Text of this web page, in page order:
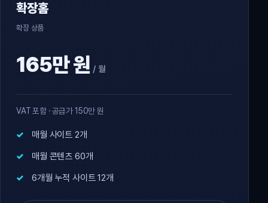
확장홈
확장 상품
165만 원 / 월
VAT 포함 · 공급가 150만 원
매월 사이트 2개
매월 콘텐츠 60개
6개월 누적 사이트 12개